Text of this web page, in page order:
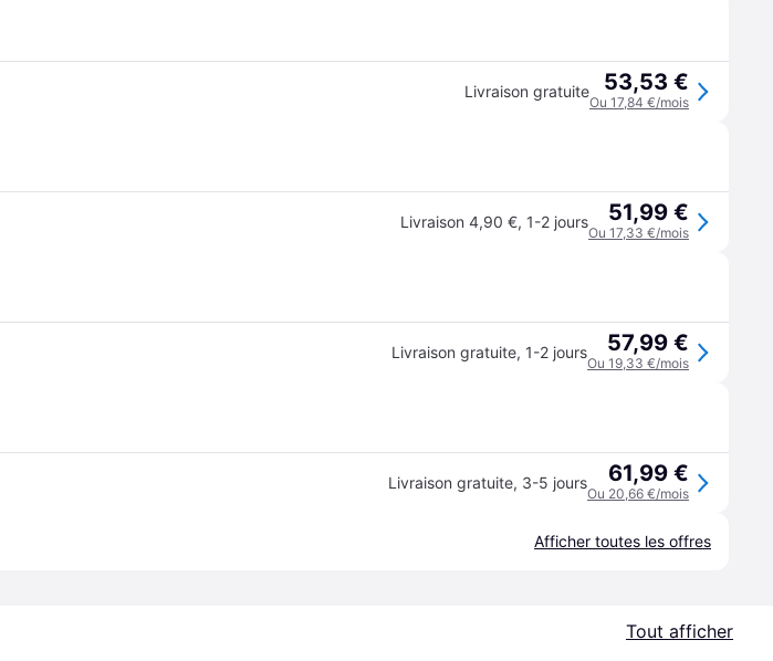
Livraison gratuite 53,53 €
Ou 17,84 €/mois
Livraison 4,90 €, 1-2 jours 51,99 €
Ou 17,33 €/mois
Livraison gratuite, 1-2 jours 57,99 €
Ou 19,33 €/mois
Livraison gratuite, 3-5 jours 61,99 €
Ou 20,66 €/mois
Afficher toutes les offres
Tout afficher